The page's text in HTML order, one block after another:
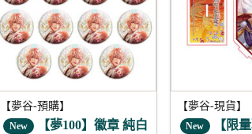
【夢谷-預購】
New 【夢100】徽章 純白
【夢谷-現貨】
New
【限